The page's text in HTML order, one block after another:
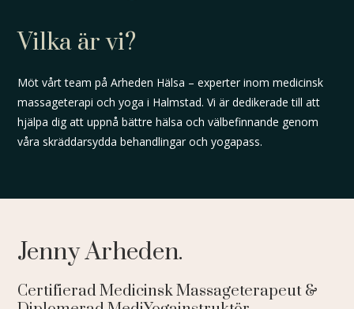
Vilka är vi?
Möt vårt team på Arheden Hälsa – experter inom medicinsk
massageterapi och yoga i Halmstad. Vi är dedikerade till att
hjälpa dig att uppnå bättre hälsa och välbefinnande genom
våra skräddarsydda behandlingar och yogapass.
Jenny Arheden.
Certifierad Medicinsk Massageterapeut &